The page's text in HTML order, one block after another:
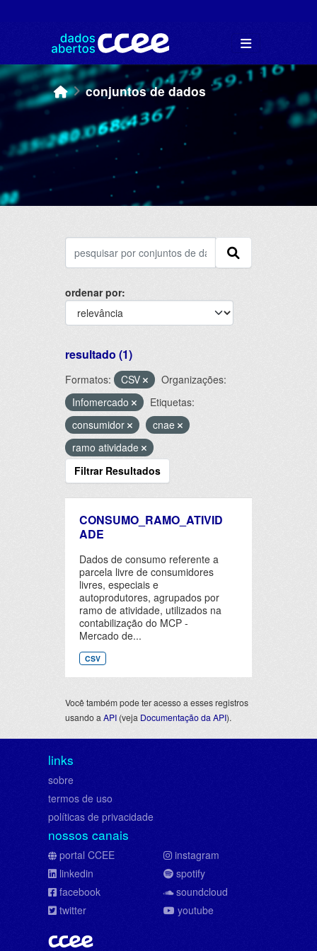
conjuntos de dados
ordenar por
resultado (1)
Formatos: CSV
Organizações:
Infomercado
Etiquetas:
consumidor
cnae
ramo atividade
Filtrar Resultados
CONSUMO_RAMO_ATIVID
ADE
Dados de consumo referente a
parcela livre de consumidores
livres, especiais e
autoprodutores, agrupados por
ramo de atividade, utilizados na
contabilização do MCP -
Mercado de...
CSV
Você também pode ter acesso a esses registros
usando a API (veja Documentação da API).
links
sobre
termos de uso
políticas de privacidade
nossos canais
portal CCEE
linkedin
facebook
twitter
instagram
spotify
soundcloud
youtube